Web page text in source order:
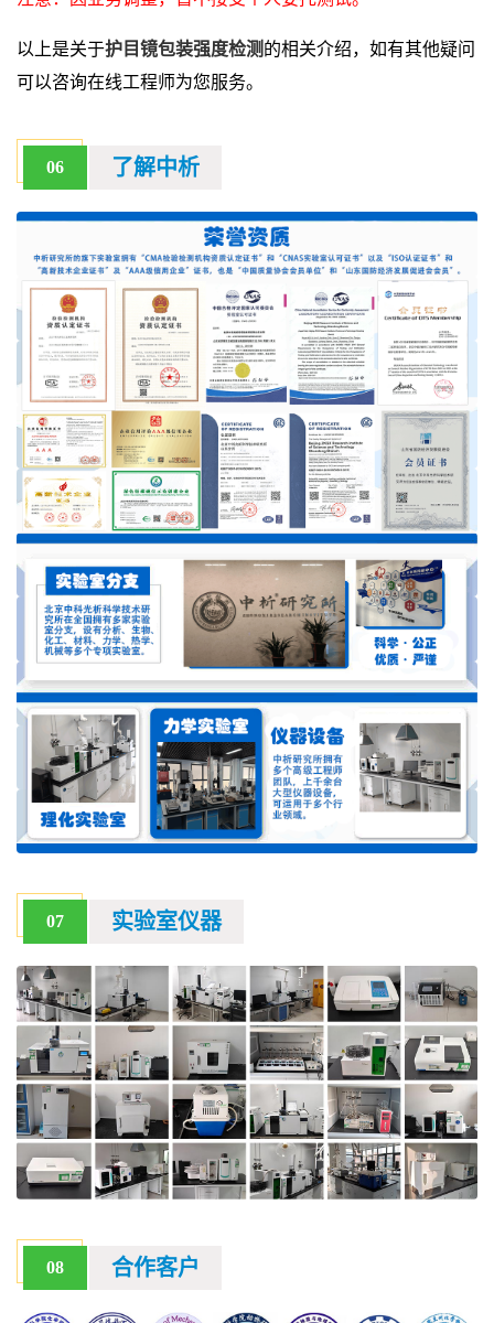
以上是关于护目镜包装强度检测 的相关介绍，如有其他疑问
可以咨询在线工程师为您服务。
06 了解中析
07 实验室仪器
08 合作客户